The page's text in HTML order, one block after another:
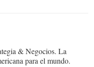
& Negocios. La
para el mundo.